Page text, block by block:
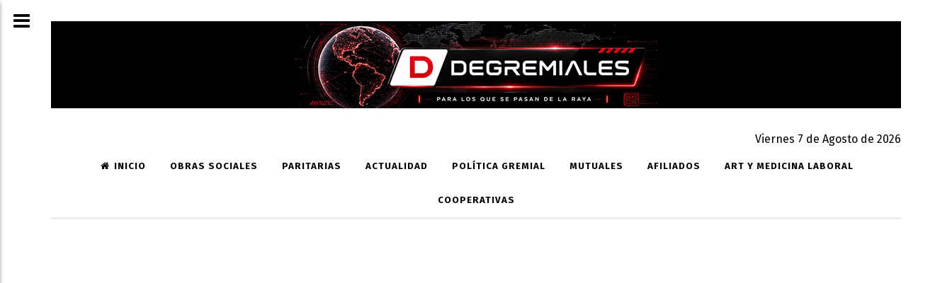
Viernes 7 de Agosto de 2026
INICIO OBRAS SOCIALES PARITARIAS ACTUALIDAD POLÍTICA GREMIAL MUTUALES AFILIADOS ART Y MEDICINA LABORAL
COOPERATIVAS